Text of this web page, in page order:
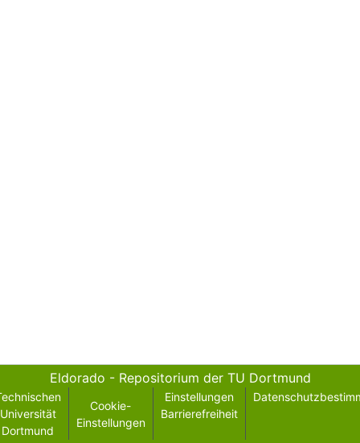
Eldorado - Repositorium der TU Dortmund
Universität
Dortmund
Cookie-
Einstellungen
Einstellungen
Barrierefreiheit